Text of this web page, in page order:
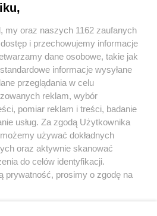
PRYWATNOŚCI HOSTING
RSS FACEBOOK KONTAKT
serwisy
Muzyka i kultura
Archiwum wydarzeń
my oraz naszych 1162 zaufanych
i przechowujemy informacje
dane osobowe, takie jak
informacje wysyłane
przeglądania w celu
reklam, wybór
pomiar reklam i treści, badanie
usług. Za zgodą Użytkownika
używać dokładnych
oraz aktywnie skanować
do celów identyfikacji.
prywatność, prosimy o zgodę na